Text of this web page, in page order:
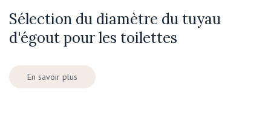
Sélection du diamètre du tuyau
d'égout pour les toilettes
En savoir plus